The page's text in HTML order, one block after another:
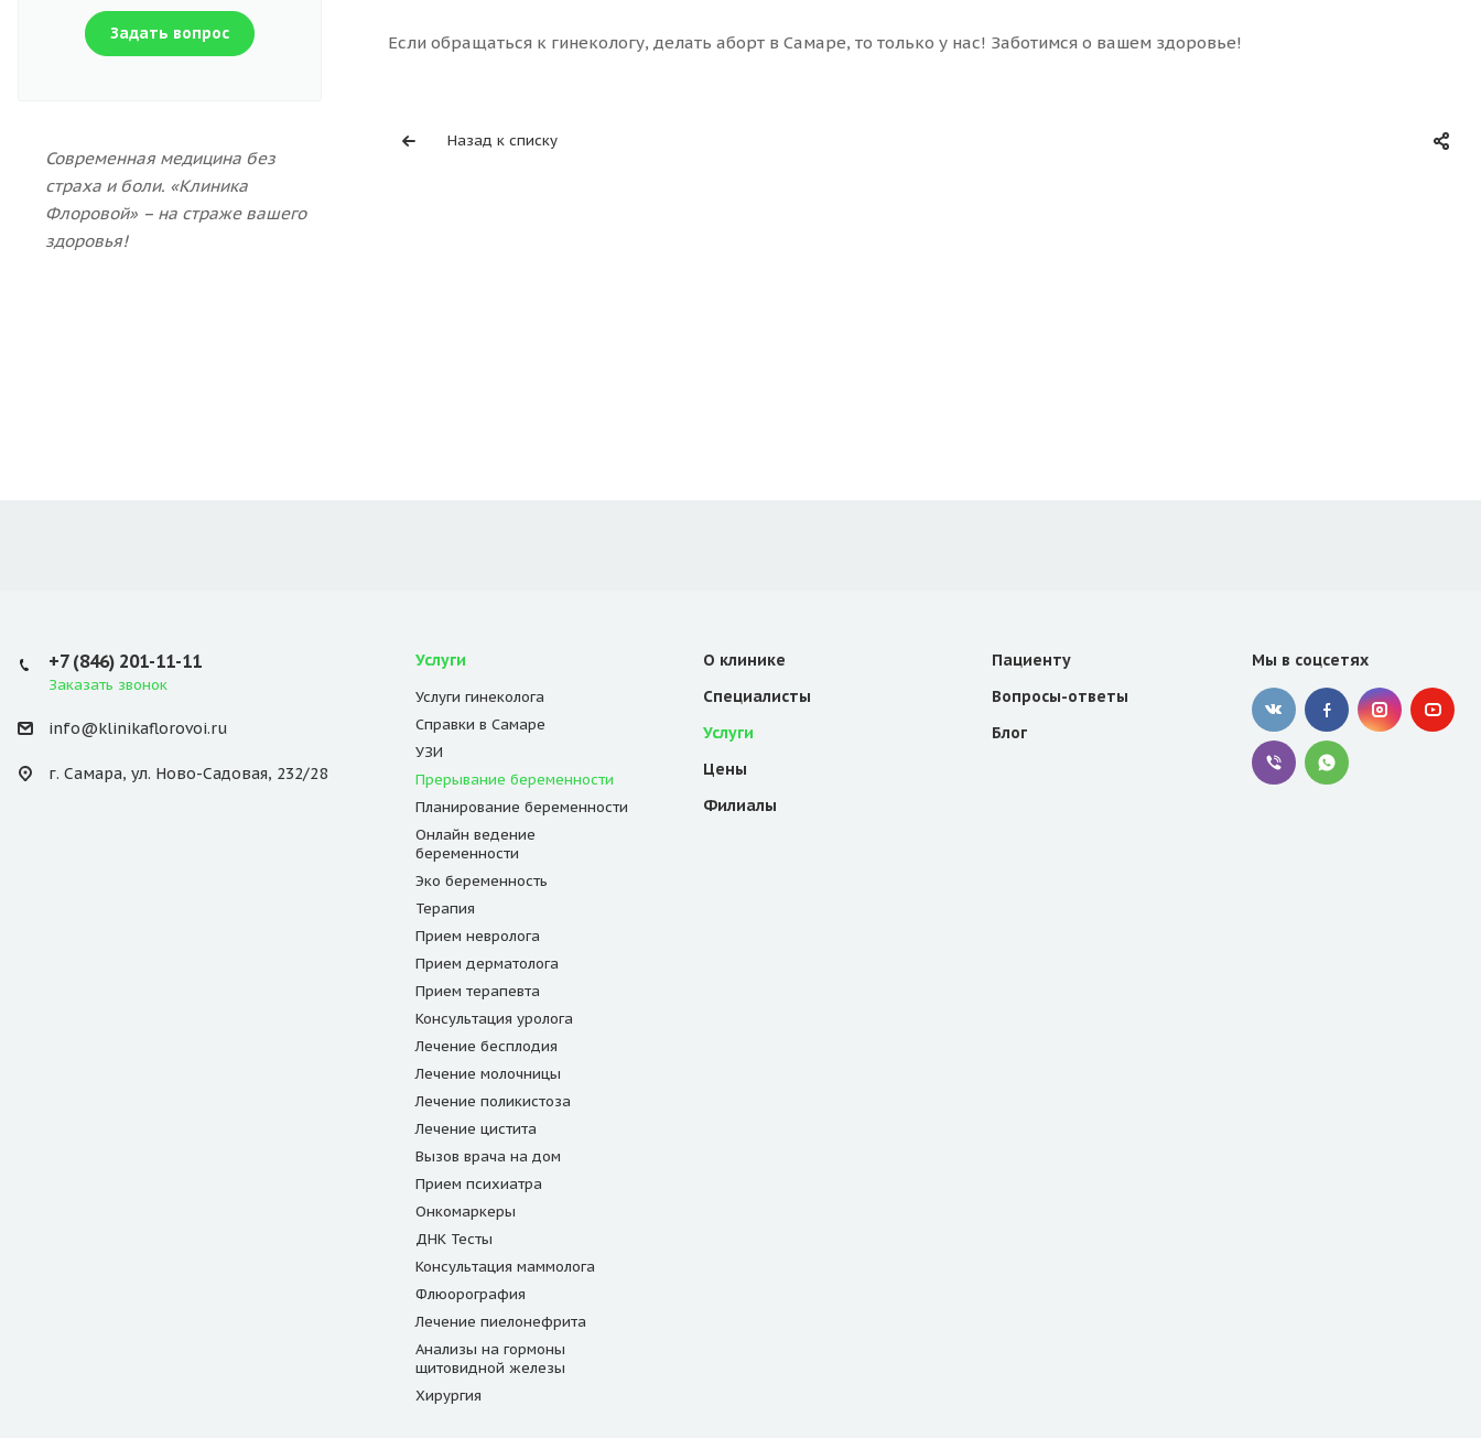
Задать вопрос
Современная медицина без
страха и боли. «Клиника
Флоровой» – на страже вашего
здоровья!
Если обращаться к гинекологу, делать аборт в Самаре, то только у нас! Заботимся о вашем здоровье!
Назад к списку
+7 (846) 201-11-11
Заказать звонок
info@klinikaflorovoi.ru
г. Самара, ул. Ново-Садовая, 232/28
Услуги
Услуги гинеколога
Справки в Самаре
УЗИ
Прерывание беременности
Планирование беременности
Онлайн ведение
беременности
Эко беременность
Терапия
Прием невролога
Прием дерматолога
Прием терапевта
Консультация уролога
Лечение бесплодия
Лечение молочницы
Лечение поликистоза
Лечение цистита
Вызов врача на дом
Прием психиатра
Онкомаркеры
ДНК Тесты
Консультация маммолога
Флюорография
Лечение пиелонефрита
Анализы на гормоны
щитовидной железы
Хирургия
О клинике
Специалисты
Услуги
Цены
Филиалы
Пациенту
Вопросы-ответы
Блог
Мы в соцсетях